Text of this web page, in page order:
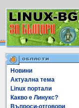
Новини
Актуална тема
Linux портали
Какво е Линукс?
Въпроси-отговори